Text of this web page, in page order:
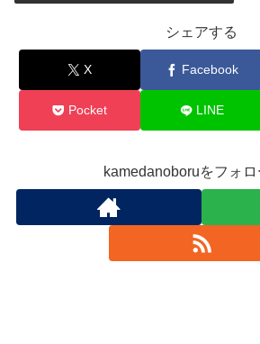
シェアする
X Facebook
Pocket LINE
kamedanoboruをフォロ